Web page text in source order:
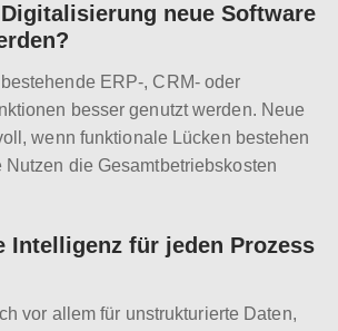
neue Software
ERP-, CRM- oder
besser genutzt werden. Neue
wenn funktionale Lücken bestehen
Nutzen die Gesamtbetriebskosten
Intelligenz für jeden Prozess
vor allem für unstrukturierte Daten,